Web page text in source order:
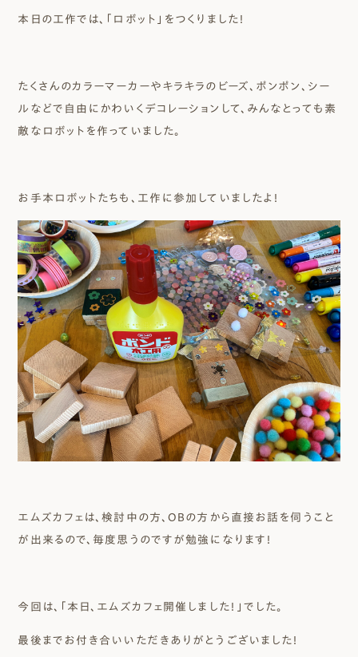
本日の工作では、「ロボット」をつくりました！
たくさんのカラーマーカーやキラキラのビーズ、ポンポン、シー
ルなどで自由にかわいくデコレーションして、みんなとっても素
敵なロボットを作っていました。
お手本ロボットたちも、工作に参加していましたよ！
エムズカフェは、検討中の方、OBの方から直接お話を伺うこと
が出来るので、毎度思うのですが勉強になります！
今回は、「本日、エムズカフェ開催しました！」でした。
最後までお付き合いいただきありがとうございました！